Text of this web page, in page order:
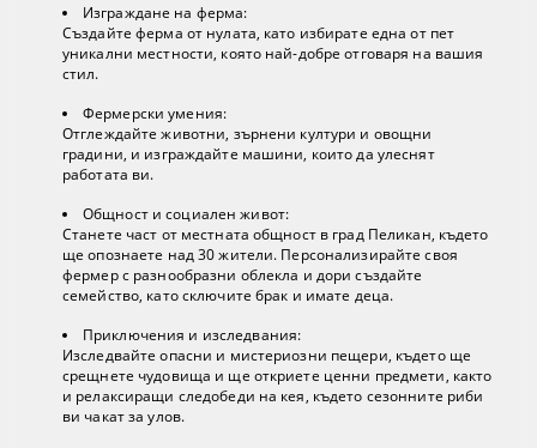
Изграждане на ферма:
Създайте ферма от нулата, като избирате една от пет
уникални местности, която най-добре отговаря на вашия
стил.
Фермерски умения:
Отглеждайте животни, зърнени култури и овощни
градини, и изграждайте машини, които да улеснят
работата ви.
Общност и социален живот:
Станете част от местната общност в град Пеликан, където
ще опознаете над 30 жители. Персонализирайте своя
фермер с разнообразни облекла и дори създайте
семейство, като сключите брак и имате деца.
Приключения и изследвания:
Изследвайте опасни и мистериозни пещери, където ще
срещнете чудовища и ще откриете ценни предмети, както
и релаксиращи следобеди на кея, където сезонните риби
ви чакат за улов.